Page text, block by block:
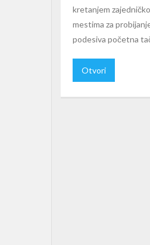
kretanjem
mestima za
podesiva početna
Otvori